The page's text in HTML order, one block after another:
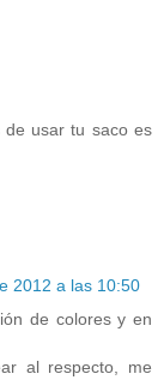
de usar tu saco es
2012 a las 10:50
de colores y en
al respecto, me